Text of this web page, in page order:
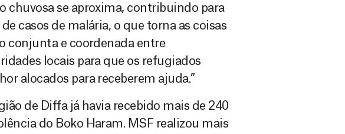
chuvosa se aproxima, contribuindo para
casos de malária, o que torna as coisas
conjunta e coordenada entre
locais para que os refugiados
alocados para receberem ajuda.”
de Diffa já havia recebido mais de 240
do Boko Haram. MSF realizou mais